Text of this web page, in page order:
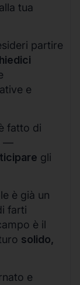
tua
partire
e
fatto di
—
gli
è già un
farti
è il
solido,
e